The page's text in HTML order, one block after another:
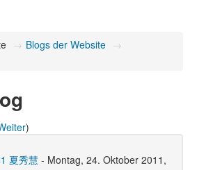
→ Blogs der Website →
)
夏秀慧- Montag, 24. Oktober 2011,